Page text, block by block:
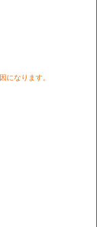
になります。